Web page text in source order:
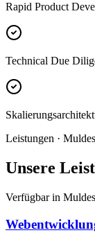
Rapid Product
Technical Due
Leistungen ·
Unsere
Verfügbar in